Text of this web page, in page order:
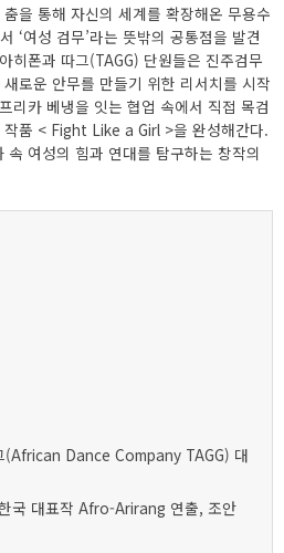
을 통해 자신의 세계를 확장해온 무용수
‘여성 검무’라는 뜻밖의 공통점을 발견
히폰과 따그(TAGG) 단원들은 진주검무
로운 안무를 만들기 위한 리서치를 시작
리카 베냉을 잇는 협업 속에서 직접 목검
작품 < Fight Like a Girl >을 완성해간다.
여성의 힘과 연대를 탐구하는 창작의
Dance Company TAGG) 대
대표작 Afro-Arirang 연출, 조안